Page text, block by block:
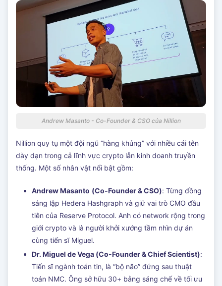
Andrew Masanto - Co-Founder & CSO của Nillion
Nillion quy tụ một đội ngũ “hàng khủng” với nhiều cái tên
dày dạn trong cả lĩnh vực crypto lẫn kinh doanh truyền
thống. Một số nhân vật nổi bật gồm:
Andrew Masanto (Co-Founder & CSO): Từng đồng
sáng lập Hedera Hashgraph và giữ vai trò CMO đầu
tiên của Reserve Protocol. Anh có network rộng trong
giới crypto và là người khởi xướng tầm nhìn dự án
cùng tiến sĩ Miguel.
Dr. Miguel de Vega (Co-Founder & Chief Scientist):
Tiến sĩ ngành toán tin, là “bộ não” đứng sau thuật
toán NMC. Ông sở hữu 30+ bằng sáng chế về tối ưu